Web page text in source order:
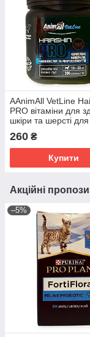
AAnimAll VetLine
PRO вітаміни для
шкіри та шерсті для
середніх порід
таблеток
260 ₴
Купити
Акційні
–5%